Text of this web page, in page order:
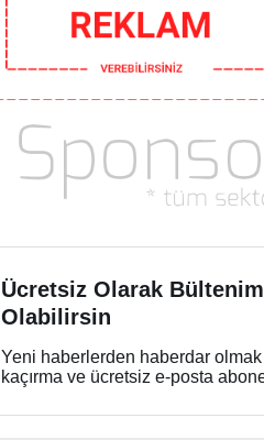
Ücretsiz Olarak
Olabilirsin
Yeni haberlerden haberdar olmak
kaçırma ve ücretsiz e-posta